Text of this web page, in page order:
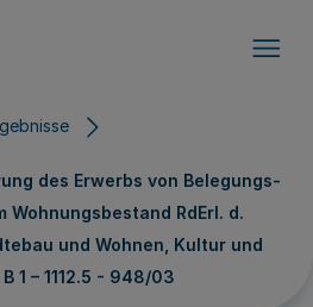
des Erwerbs von Belegungs-
Wohnungsbestand RdErl. d.
und Wohnen, Kultur und
1 – 1112.5 - 948/03